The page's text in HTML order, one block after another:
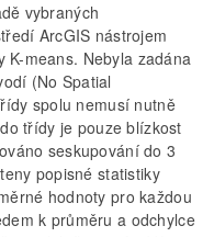
vybraných
ArcGIS nástrojem
K-means. Nebyla zadána
(No Spatial
spolu nemusí nutně
třídy je pouze blízkost
seskupování do 3
popisné statistiky
hodnoty pro každou
k průměru a odchylce